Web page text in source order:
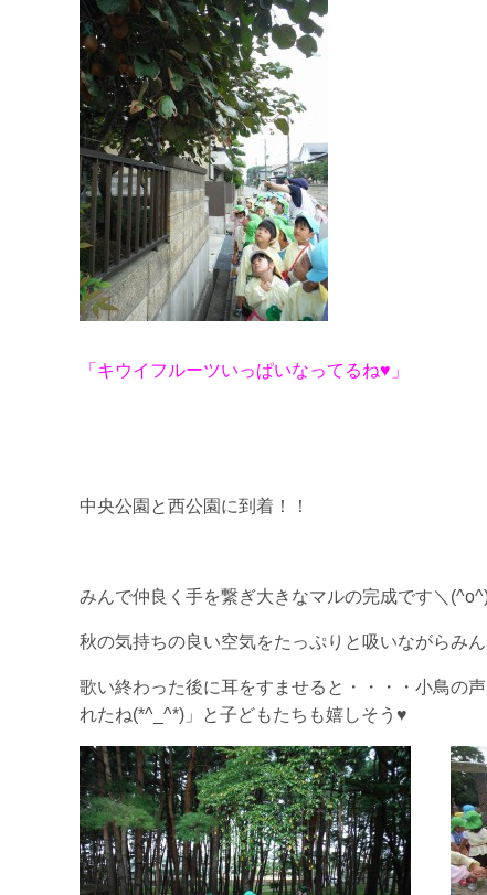
「キウイフルーツいっぱいなってるね♥」
中央公園と西公園に到着！！
みんで仲良く手を繋ぎ大きなマルの完成です＼
秋の気持ちの良い空気をたっぷりと吸いながらみ
歌い終わった後に耳をすませると・・・・小鳥の
れたね(*^_^*)」と子どもたちも嬉しそう♥